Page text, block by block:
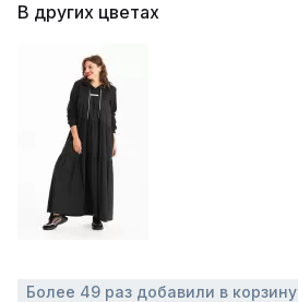
В других цветах
Более 49 раз добавили в корзину